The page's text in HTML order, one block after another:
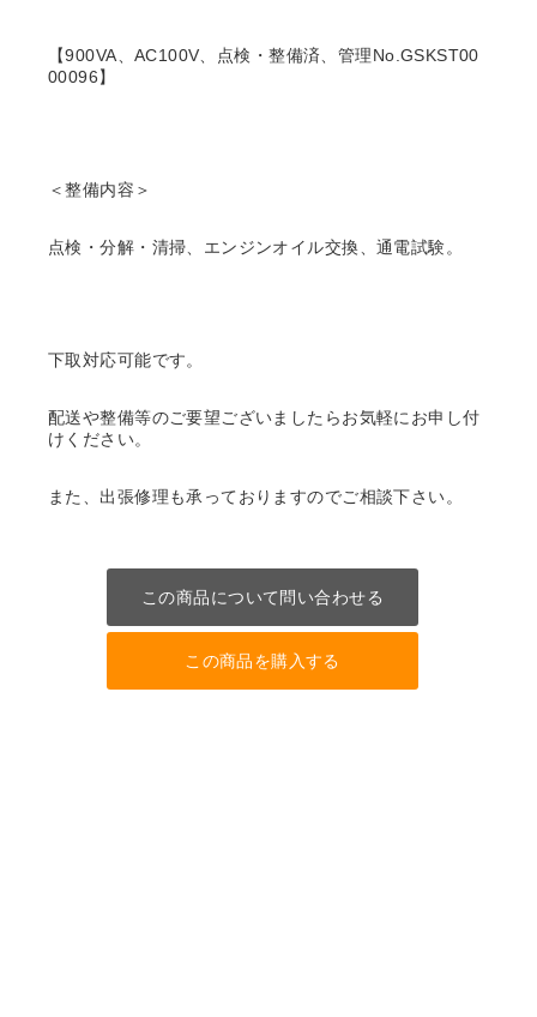
【900VA、AC100V、点検・整備済、管理No.GSKST00
00096】
＜整備内容＞
点検・分解・清掃、エンジンオイル交換、通電試験。
下取対応可能です。
配送や整備等のご要望ございましたらお気軽にお申し付
けください。
また、出張修理も承っておりますのでご相談下さい。
この商品について問い合わせる
この商品を購入する